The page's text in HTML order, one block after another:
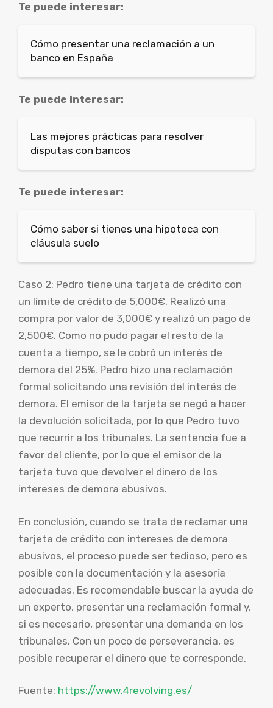
Te puede interesar:
Cómo presentar una reclamación a un
banco en España
Te puede interesar:
Las mejores prácticas para resolver
disputas con bancos
Te puede interesar:
Cómo saber si tienes una hipoteca con
cláusula suelo
Caso 2: Pedro tiene una tarjeta de crédito con
un límite de crédito de 5,000€. Realizó una
compra por valor de 3,000€ y realizó un pago de
2,500€. Como no pudo pagar el resto de la
cuenta a tiempo, se le cobró un interés de
demora del 25%. Pedro hizo una reclamación
formal solicitando una revisión del interés de
demora. El emisor de la tarjeta se negó a hacer
la devolución solicitada, por lo que Pedro tuvo
que recurrir a los tribunales. La sentencia fue a
favor del cliente, por lo que el emisor de la
tarjeta tuvo que devolver el dinero de los
intereses de demora abusivos.
En conclusión, cuando se trata de reclamar una
tarjeta de crédito con intereses de demora
abusivos, el proceso puede ser tedioso, pero es
posible con la documentación y la asesoría
adecuadas. Es recomendable buscar la ayuda de
un experto, presentar una reclamación formal y,
si es necesario, presentar una demanda en los
tribunales. Con un poco de perseverancia, es
posible recuperar el dinero que te corresponde.
Fuente: https://www.4revolving.es/